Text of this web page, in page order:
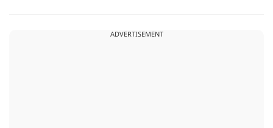
बात रखें और संसद में भी उनकी आवाज उठाएं.
ADVERTISEMENT